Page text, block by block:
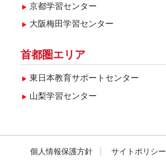
京都学習センター
大阪梅田学習センター
首都圏エリア
東日本教育サポートセンター
山梨学習センター
個人情報保護方針 サイトポリシー